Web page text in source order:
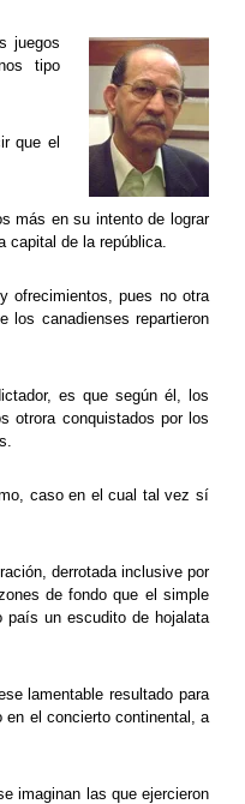
juegos
tipo
que el
más en su intento de lograr
de la república.
ofrecimientos, pues no otra
los canadienses repartieron
es que según él, los
otrora conquistados por los
caso en el cual tal vez sí
derrotada inclusive por
de fondo que el simple
país un escudito de hojalata
lamentable resultado para
en el concierto continental, a
imaginan las que ejercieron